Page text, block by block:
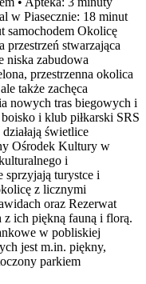
w Piasecznie: 18 minut
samochodem Okolicę
stwarzająca
niska zabudowa
przestrzenna okolica
także zachęca
nowych tras biegowych i
i klub piłkarski SRS
świetlice
Ośrodek Kultury w
i
sprzyjają turystce i
z licznymi
oraz Rezerwat
ich piękną fauną i florą.
w pobliskiej
jest m.in. piękny,
parkiem